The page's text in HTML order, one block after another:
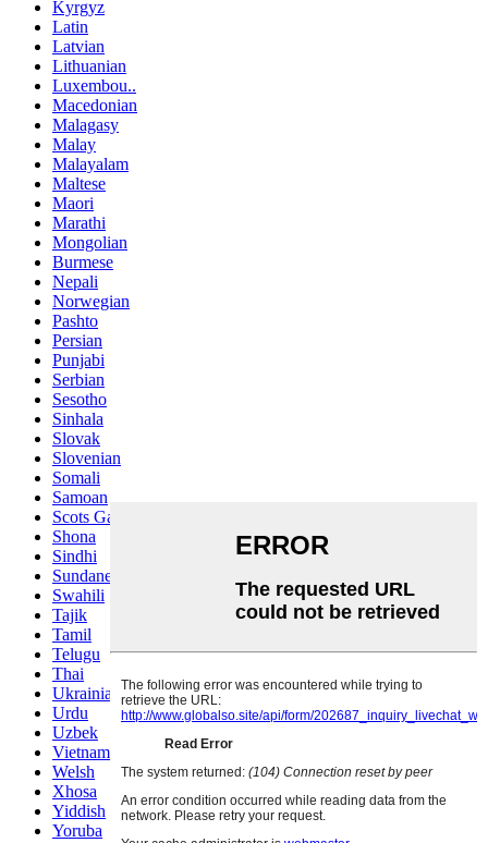
Kyrgyz
Latin
Latvian
Lithuanian
Luxembou..
Macedonian
Malagasy
Malay
Malayalam
Maltese
Maori
Marathi
Mongolian
Burmese
Nepali
Norwegian
Pashto
Persian
Punjabi
Serbian
Sesotho
Sinhala
Slovak
Slovenian
Somali
Samoan
Scots Gaelic
Shona
Sindhi
Sundanese
Swahili
Tajik
Tamil
Telugu
Thai
Ukrainian
Urdu
Uzbek
Vietnamese
Welsh
Xhosa
Yiddish
Yoruba